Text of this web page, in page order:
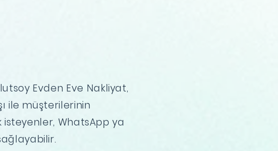
Evden Eve Nakliyat,
ile müşterilerinin
isteyenler, WhatsApp ya